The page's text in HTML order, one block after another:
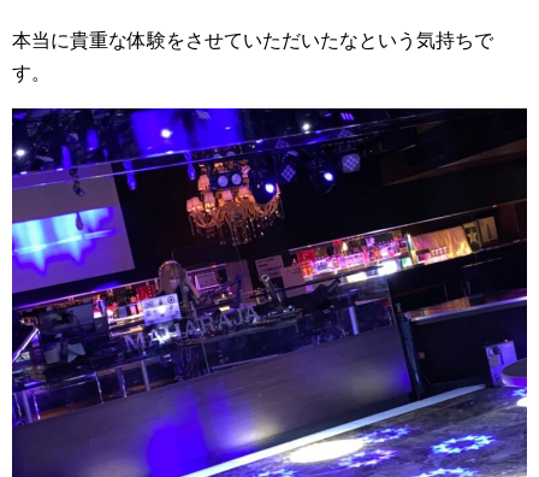
本当に貴重な体験をさせていただいたなという気持ちで
す。